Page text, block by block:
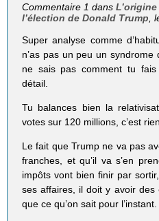
Commentaire 1 dans
l’élection de Donald Trump ,
Super analyse comme
n’as pas un peu un syndrome
ne sais pas comment tu
détail.
Tu balances bien la
votes sur 120 millions, c’est rien.
Le fait que Trump ne va pas
franches, et qu’il va s’en
impôts vont bien finir par
ses affaires, il doit y avoir des
que ce qu’on sait pour l’instant.